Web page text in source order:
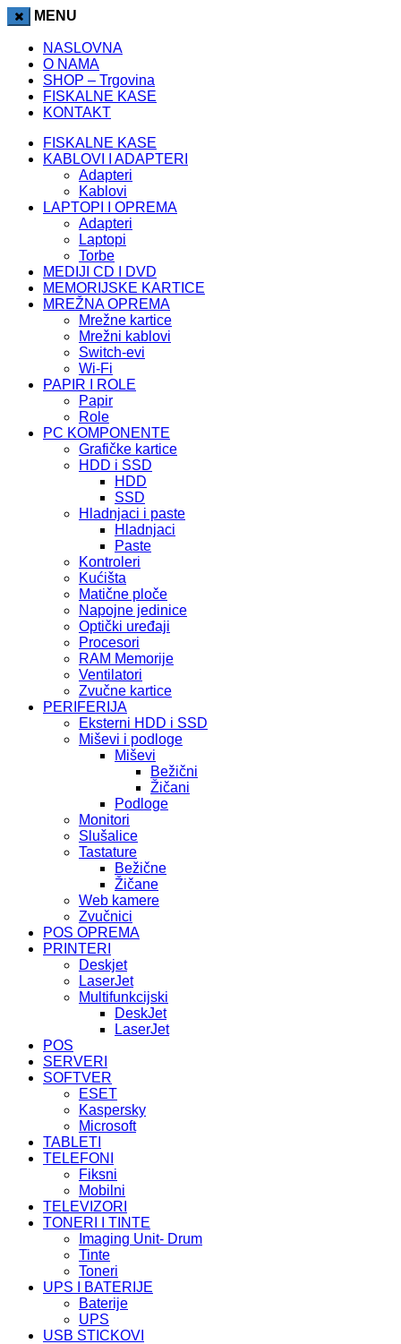
casibom
MENU
NASLOVNA
O NAMA
SHOP – Trgovina
FISKALNE KASE
KONTAKT
FISKALNE KASE
KABLOVI I ADAPTERI
Adapteri
Kablovi
LAPTOPI I OPREMA
Adapteri
Laptopi
Torbe
MEDIJI CD I DVD
MEMORIJSKE KARTICE
MREŽNA OPREMA
Mrežne kartice
Mrežni kablovi
Switch-evi
Wi-Fi
PAPIR I ROLE
Papir
Role
PC KOMPONENTE
Grafičke kartice
HDD i SSD
HDD
SSD
Hladnjaci i paste
Hladnjaci
Paste
Kontroleri
Kućišta
Matične ploče
Napojne jedinice
Optički uređaji
Procesori
RAM Memorije
Ventilatori
Zvučne kartice
PERIFERIJA
Eksterni HDD i SSD
Miševi i podloge
Miševi
Bežični
Žičani
Podloge
Monitori
Slušalice
Tastature
Bežične
Žičane
Web kamere
Zvučnici
POS OPREMA
PRINTERI
Deskjet
LaserJet
Multifunkcijski
DeskJet
LaserJet
POS
SERVERI
SOFTVER
ESET
Kaspersky
Microsoft
TABLETI
TELEFONI
Fiksni
Mobilni
TELEVIZORI
TONERI I TINTE
Imaging Unit- Drum
Tinte
Toneri
UPS I BATERIJE
Baterije
UPS
USB STICKOVI